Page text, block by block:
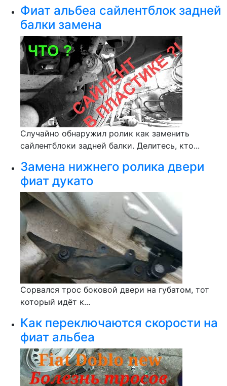
Фиат альбеа сайлентблок задней
балки замена
Случайно обнаружил ролик как заменить
сайлентблоки задней балки. Делитесь, кто...
Замена нижнего ролика двери
фиат дукато
Сорвался трос боковой двери на губатом, тот
который идёт к...
Как переключаются скорости на
фиат альбеа